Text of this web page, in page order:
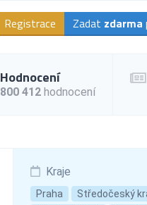
Registrace Zadat zdarma
Hodnocení
800 412 hodnocení
Kraje
Praha
Středočeský